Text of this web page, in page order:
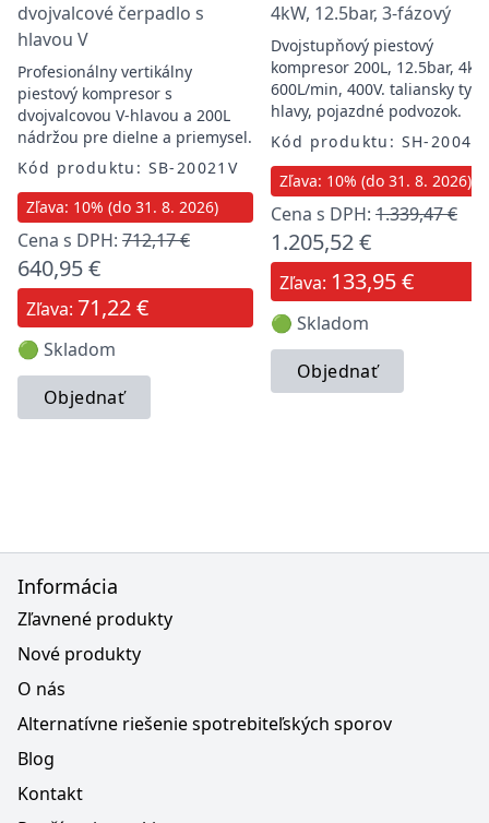
dvojvalcové čerpadlo s
hlavou V
Profesionálny vertikálny
piestový kompresor s
dvojvalcovou V-hlavou a 200L
nádržou pre dielne a priemysel.
Kód produktu: SB-20021V
Zľava: 10% (do 31. 8. 2026)
Cena s DPH: 712,17 €
640,95 €
Zľava: 71,22 €
🟢 Skladom
Objednať
4kW, 12.5bar, 3-fázový
Dvojstupňový piestový
kompresor 200L, 12.5bar,
600L/min, 400V. taliansky typ
hlavy, pojazdné podvozok.
Kód produktu: SH-
Zľava: 10% (do 31. 8. 2026)
Cena s DPH: 1.339,47 €
1.205,52 €
Zľava: 133,95 €
🟢 Skladom
Objednať
Informácia
Zľavnené produkty
Nové produkty
O nás
Alternatívne riešenie spotrebiteľských sporov
Blog
Kontakt